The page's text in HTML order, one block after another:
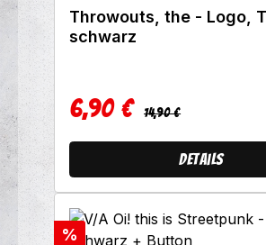
Throwouts, the - Logo,
schwarz
Verkaufspreis:
6,90 € Regulärer Preis:
14,90 €
Details
Rabatt
%